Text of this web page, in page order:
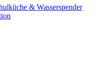
& Wasserspender